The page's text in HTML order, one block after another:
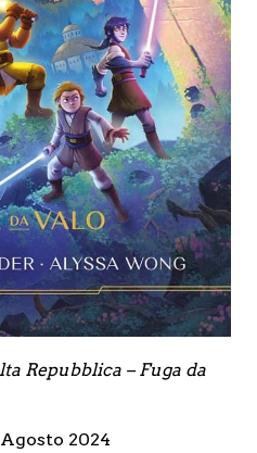
Repubblica – Fuga da
Agosto 2024